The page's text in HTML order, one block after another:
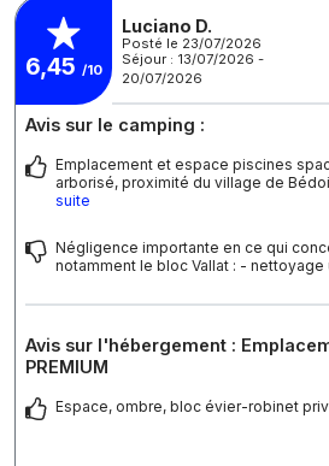
6,45 /10
Luciano D.
Posté le 23/07/2026
Séjour : 13/07/2026 -
20/07/2026
Avis sur le camping :
Emplacement et espace piscines
arborisé, proximité du village de
suite
Négligence importante en ce qui
notamment le bloc Vallat : - nettoyage
Avis sur l'hébergement :
PREMIUM
Espace, ombre, bloc évier-robinet